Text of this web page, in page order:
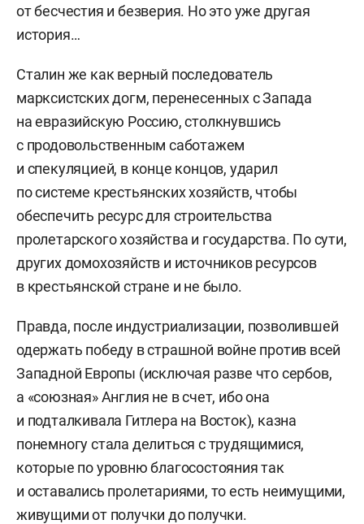
от бесчестия и безверия. Но это уже другая
история…
Сталин же как верный последователь
марксистских догм, перенесенных с Запада
на евразийскую Россию, столкнувшись
с продовольственным саботажем
и спекуляцией, в конце концов, ударил
по системе крестьянских хозяйств, чтобы
обеспечить ресурс для строительства
пролетарского хозяйства и государства. По сути,
других домохозяйств и источников ресурсов
в крестьянской стране и не было.
Правда, после индустриализации, позволившей
одержать победу в страшной войне против всей
Западной Европы (исключая разве что сербов,
а «союзная» Англия не в счет, ибо она
и подталкивала Гитлера на Восток), казна
понемногу стала делиться с трудящимися,
которые по уровню благосостояния так
и оставались пролетариями, то есть неимущими,
живущими от получки до получки.